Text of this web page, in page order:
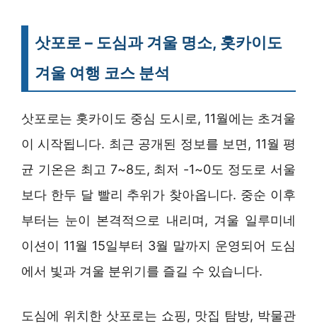
삿포로 – 도심과 겨울 명소, 홋카이도
겨울 여행 코스 분석
삿포로는 홋카이도 중심 도시로, 11월에는 초겨울
이 시작됩니다. 최근 공개된 정보를 보면, 11월 평
균 기온은 최고 7~8도, 최저 -1~0도 정도로 서울
보다 한두 달 빨리 추위가 찾아옵니다. 중순 이후
부터는 눈이 본격적으로 내리며, 겨울 일루미네
이션이 11월 15일부터 3월 말까지 운영되어 도심
에서 빛과 겨울 분위기를 즐길 수 있습니다.
도심에 위치한 삿포로는 쇼핑, 맛집 탐방, 박물관